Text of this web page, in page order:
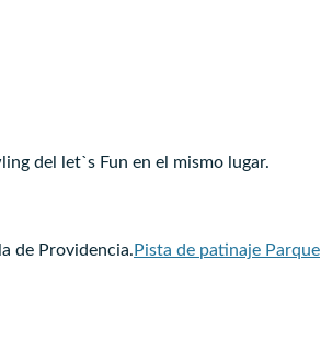
del let`s Fun en el mismo lugar.
de Providencia. Pista de patinaje Parque